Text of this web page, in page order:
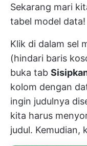
Sekarang mari
tabel model data!
Klik di dalam sel
(hindari baris
buka tab
kolom dengan
ingin judulnya
kita harus
judul. Kemudian,